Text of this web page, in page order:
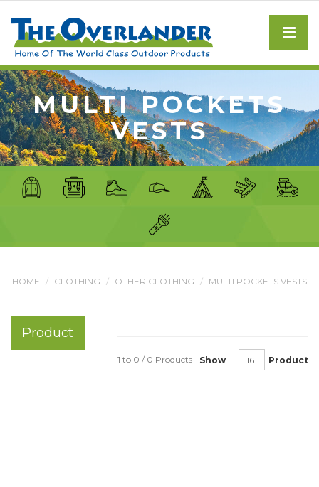
MULTI POCKETS
VESTS
HOME CLOTHING OTHER CLOTHING MULTI POCKETS VESTS
Product
Show Product
1 to 0 / 0 Products